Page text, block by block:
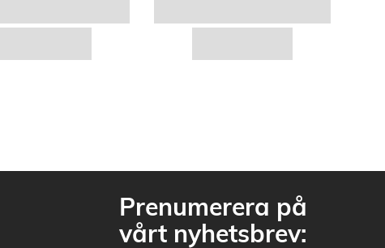
Prenumerera på
vårt nyhetsbrev: